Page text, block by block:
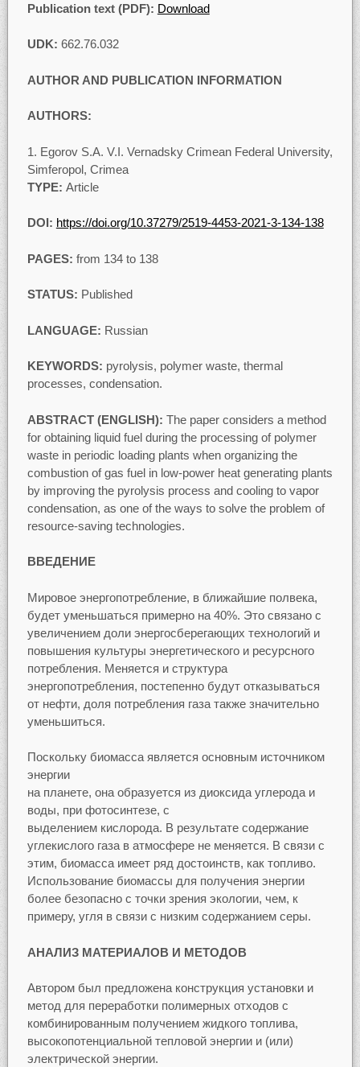
Publication text (PDF): Download
UDK: 662.76.032
AUTHOR AND PUBLICATION INFORMATION
AUTHORS:
Egorov S.A. V.I. Vernadsky Crimean Federal University,
Simferopol, Crimea
TYPE: Article
DOI: https://doi.org/10.37279/2519-4453-2021-3-134-138
PAGES: from 134 to 138
STATUS: Published
LANGUAGE: Russian
KEYWORDS: pyrolysis, polymer waste, thermal
processes, condensation.
ABSTRACT (ENGLISH): The paper considers a method
for obtaining liquid fuel during the processing of polymer
waste in periodic loading plants when organizing the
combustion of gas fuel in low-power heat generating plants
by improving the pyrolysis process and cooling to vapor
condensation, as one of the ways to solve the problem of
resource-saving technologies.
ВВЕДЕНИЕ
Мировое энергопотребление, в ближайшие полвека,
будет уменьшаться примерно на 40%. Это связано с
увеличением доли энергосберегающих технологий и
повышения культуры энергетического и ресурсного
потребления. Меняется и структура
энергопотребления, постепенно будут отказываться
от нефти, доля потребления газа также значительно
уменьшиться.
Поскольку биомасса является основным источником
энергии
на планете, она образуется из диоксида углерода и
воды, при фотосинтезе, с
выделением кислорода. В результате содержание
углекислого газа в атмосфере не меняется. В связи с
этим, биомасса имеет ряд достоинств, как топливо.
Использование биомассы для получения энергии
более безопасно с точки зрения экологии, чем, к
примеру, угля в связи с низким содержанием серы.
АНАЛИЗ МАТЕРИАЛОВ И МЕТОДОВ
Автором был предложена конструкция установки и
метод для переработки полимерных отходов с
комбинированным получением жидкого топлива,
высокопотенциальной тепловой энергии и (или)
электрической энергии.